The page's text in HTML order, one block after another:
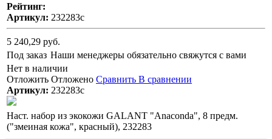
Рейтинг:
Артикул: 232283с
5 240,29 руб.
Под заказ Наши менеджеры обязательно свяжутся с вами
Нет в наличии
Отложить Отложено Сравнить В сравнении
Артикул: 232283с
Наст. набор из экокожи GALANT "Anaconda", 8 предм.
("змеиная кожа", красный), 232283